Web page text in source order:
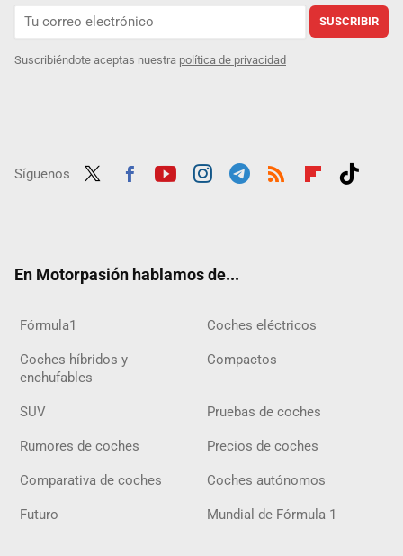
SUSCRIBIR
Suscribiéndote aceptas nuestra política de privacidad
Síguenos
En Motorpasión hablamos de...
Fórmula1 Coches eléctricos
Coches híbridos y
enchufables
Compactos
SUV Pruebas de coches
Rumores de coches Precios de coches
Comparativa de coches Coches autónomos
Futuro Mundial de Fórmula 1